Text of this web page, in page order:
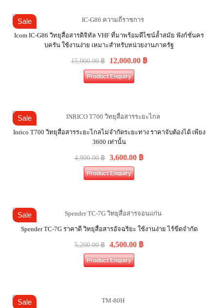
Sale
Icom IC-G86 วิทยุสื่อสารดิจิทัล VHF ที่มาพร้อมดีไซน์ล้ำสมัย ฟังก์ชั่นคร
บครัน ใช้งานง่าย เหมาะสำหรับหน่วยงานภาครัฐ
15,000.00฿ 12,000.00 ฿
Product Enquiry
Sale
Inrico T700 วิทยุสื่อสารระยะไกลไม่จำกัดระยะทาง ราคาจับต้องได้ เพียง
3600 เท่านั้น
4,900.00฿ 3,600.00 ฿
Product Enquiry
Sale
Spender TC-7G ราคาดี วิทยุสื่อสารอัจฉริยะ ใช้งานง่าย ไร้ขีดจำกัด
5,200.00฿ 4,500.00 ฿
Product Enquiry
Sale